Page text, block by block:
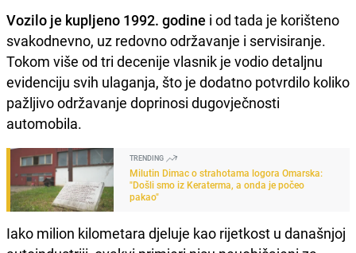
Vozilo je kupljeno 1992. godine i od tada je korišteno
svakodnevno, uz redovno održavanje i servisiranje.
Tokom više od tri decenije vlasnik je vodio detaljnu
evidenciju svih ulaganja, što je dodatno potvrdilo koliko
pažljivo održavanje doprinosi dugovječnosti
automobila.
TRENDING
Milutin Dimac o strahotama logora Omarska:
"Došli smo iz Keraterma, a onda je počeo
pakao"
Iako milion kilometara djeluje kao rijetkost u današnjoj